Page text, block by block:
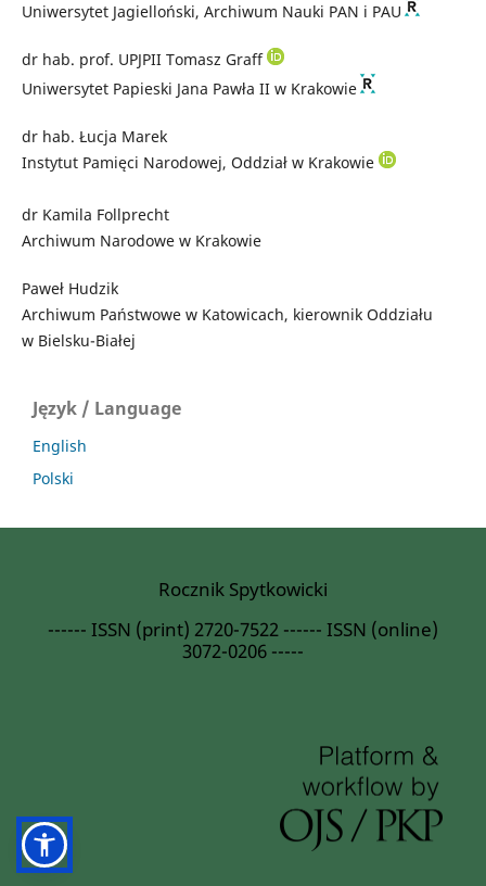
Uniwersytet Jagielloński, Archiwum Nauki PAN i PAU
dr hab. prof. UPJPII Tomasz Graff
Uniwersytet Papieski Jana Pawła II w Krakowie
dr hab. Łucja Marek
Instytut Pamięci Narodowej, Oddział w Krakowie
dr Kamila Follprecht
Archiwum Narodowe w Krakowie
Paweł Hudzik
Archiwum Państwowe w Katowicach, kierownik Oddziału
w Bielsku-Białej
Język / Language
English
Polski
Rocznik Spytkowicki
------ ISSN (print) 2720-7522 ------ ISSN (online)
3072-0206 -----